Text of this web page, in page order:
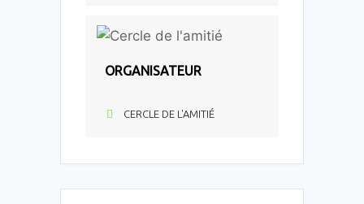
ORGANISATEUR
CERCLE DE L'AMITIÉ